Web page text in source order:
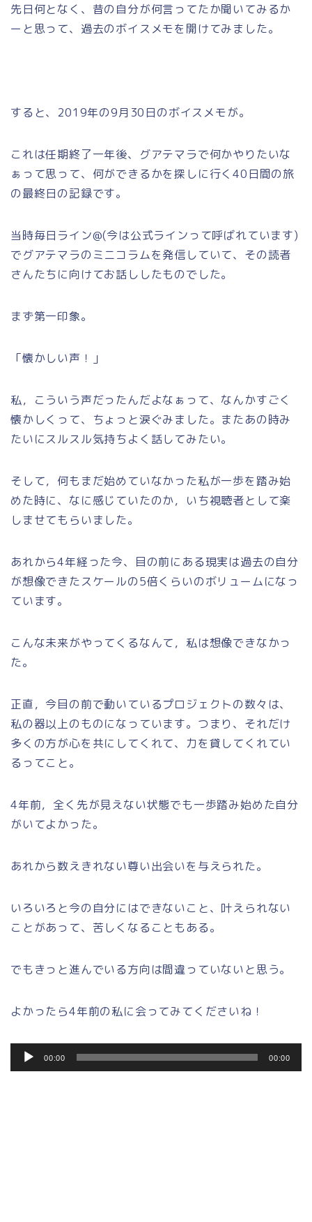
先日何となく、昔の自分が何言ってたか聞いてみるか
ーと思って、過去のボイスメモを開けてみました。
すると、2019年の9月30日のボイスメモが。
これは任期終了一年後、グアテマラで何かやりたいな
ぁって思って、何ができるかを探しに行く40日間の旅
の最終日の記録です。
当時毎日ライン@(今は公式ラインって呼ばれています)
でグアテマラのミニコラムを発信していて、その読者
さんたちに向けてお話ししたものでした。
まず第一印象。
「懐かしい声！」
私，こういう声だったんだよなぁって、なんかすごく
懐かしくって、ちょっと涙ぐみました。またあの時み
たいにスルスル気持ちよく話してみたい。
そして，何もまだ始めていなかった私が一歩を踏み始
めた時に、なに感じていたのか，いち視聴者として楽
しませてもらいました。
あれから4年経った今、目の前にある現実は過去の自分
が想像できたスケールの5倍くらいのボリュームになっ
ています。
こんな未来がやってくるなんて，私は想像できなかっ
た。
正直，今目の前で動いているプロジェクトの数々は、
私の器以上のものになっています。つまり、それだけ
多くの方が心を共にしてくれて、力を貸してくれてい
るってこと。
4年前，全く先が見えない状態でも一歩踏み始めた自分
がいてよかった。
あれから数えきれない尊い出会いを与えられた。
いろいろと今の自分にはできないこと、叶えられない
ことがあって、苦しくなることもある。
でもきっと進んでいる方向は間違っていないと思う。
よかったら4年前の私に会ってみてくださいね！
声
00:00 00:00